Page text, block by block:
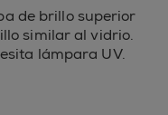
de brillo superior
similar al vidrio.
lámpara UV.